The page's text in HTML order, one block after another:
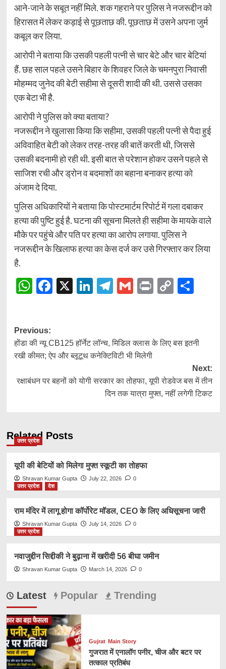
आने-जाने के सबूत नहीं मिले. शक गहराने पर पुलिस ने नजरूद्दीन को
हिरासत में लेकर कड़ाई से पूछताछ की. पूछताछ में उसने अपना जुर्म
कबूल कर लिया.
आरोपी ने बताया कि उसकी पहली पत्नी से चार बेटे और चार बेटियां
हैं. छह साल पहले उसने बिहार के शिवहर जिले के चमनपुरा निवासी
मोहम्मद जुनेद की बेटी सहीमा से दूसरी शादी की थी. उससे उसका
एक बेटा भी है.
आरोपी ने पुलिस को क्या बताया?
नजरूद्दीन ने खुलासा किया कि सहीमा, उसकी पहली पत्नी से पैदा हुई
अविवाहित बेटी को लेकर तरह-तरह की बातें करती थी, जिससे
उसकी बदनामी हो रही थी. इसी बात से परेशान होकर उसने पहले से
साजिश रची और ड्रोन व बदमाशों का बहाना बनाकर हत्या को
अंजाम दे दिया.
पुलिस अधिकारियों ने बताया कि पोस्टमार्टम रिपोर्ट में गला दबाकर
हत्या की पुष्टि हुई है. घटना की सूचना मिलते ही सहीमा के मायके वाले
मौके पर पहुंचे और पति पर हत्या का आरोप लगाया. पुलिस ने
नजरूद्दीन के खिलाफ हत्या का केस दर्ज कर उसे गिरफ्तार कर लिया
है.
WhatsApp
Facebook
X LinkedIn
Telegram
Gmail
Print
Copy
Post
navigation
Previous:
होंडा की न्यू CB125 हॉर्नेट लॉन्च, मिडिल क्लास के लिए बस इतनी
रखी कीमत; ऐप और ब्लूटूथ कनेक्टिविटी भी मिलेगी
Next:
रक्षाबंधन पर बहनों को योगी सरकार का तोहफा, यूपी रोडवेज बस में तीन
दिन तक यात्रा मुफ्त, नहीं लगेगी टिकट
Related Posts
उत्तर प्रदेश
यूपी की बेटियों को मिलेगा मुफ्त स्कूटी का तोहफा
Shravan Kumar Gupta July 22, 2026
0
उत्तर प्रदेश
देश
राम मंदिर में लागू होगा कॉर्पोरेट मॉडल, CEO के लिए अधिसूचना जारी
Shravan Kumar Gupta July 14, 2026
0
उत्तर प्रदेश
नवाजुद्दीन सिद्दीकी ने बुढ़ाना में खरीदी 56 बीघा जमीन
Shravan Kumar Gupta March 14, 2026 0
Latest Popular Trending
Gujrat Main Story
गुजरात में एनालॉग पनीर, चीज और बटर पर
तत्काल प्रतिबंध